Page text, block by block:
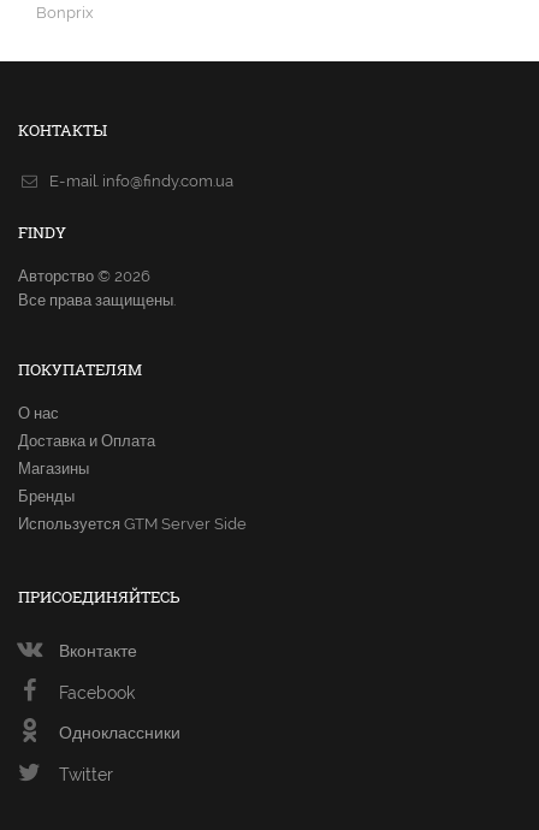
Bonprix
КОНТАКТЫ
E-mail. info@findy.com.ua
FINDY
Авторство © 2026
Все права защищены.
ПОКУПАТЕЛЯМ
О нас
Доставка и Оплата
Магазины
Бренды
Используется GTM Server Side
ПРИСОЕДИНЯЙТЕСЬ
Вконтакте
Facebook
Одноклассники
Twitter